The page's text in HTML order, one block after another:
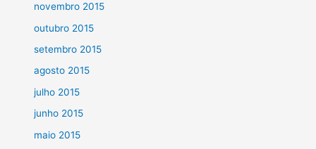
novembro 2015
outubro 2015
setembro 2015
agosto 2015
julho 2015
junho 2015
maio 2015